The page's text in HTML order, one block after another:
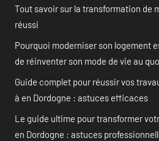
Tout savoir sur la transformation de
réussi
Pourquoi moderniser son logement
de réinventer son mode de vie au
Guide complet pour réussir vos
à en Dordogne : astuces efficaces
Le guide ultime pour transformer
en Dordogne : astuces